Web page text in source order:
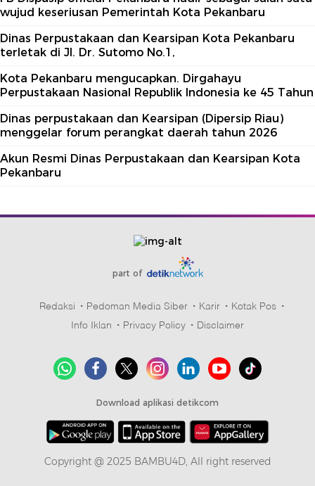
wujud keseriusan Pemerintah Kota Pekanbaru
Dinas Perpustakaan dan Kearsipan Kota Pekanbaru
terletak di Jl. Dr. Sutomo No.1,
Kota Pekanbaru mengucapkan. Dirgahayu
Perpustakaan Nasional Republik Indonesia ke 45 Tahun
Dinas perpustakaan dan Kearsipan (Dipersip Riau)
menggelar forum perangkat daerah tahun 2026
Akun Resmi Dinas Perpustakaan dan Kearsipan Kota
Pekanbaru
part of
Redaksi Pedoman Media Siber Karir
Kotak Pos
Info Iklan
Privacy Policy Disclaimer
Download aplikasi detikcom
Copyright @ 2025 BAMBU4D, All right reserved